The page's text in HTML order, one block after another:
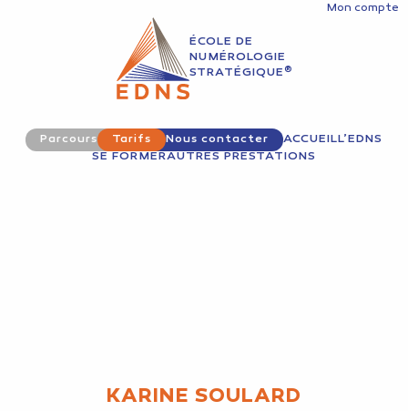
Mon compte
ÉCOLE DE
NUMÉROLOGIE
STRATÉGIQUE®
Parcours Tarifs Nous contacter ACCUEILL’EDNS
SE FORMERAUTRES PRESTATIONS
KARINE SOULARD